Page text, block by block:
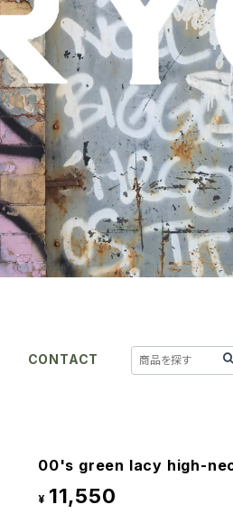
CONTACT
00's green lacy high-
¥ 11,550